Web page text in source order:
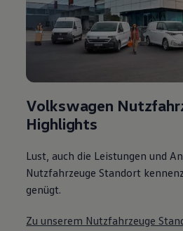
Volkswagen
Highlights
Lust, auch die Leistungen und
Nutzfahrzeuge Standort
genügt.
Zu unserem Nutzfahrzeuge